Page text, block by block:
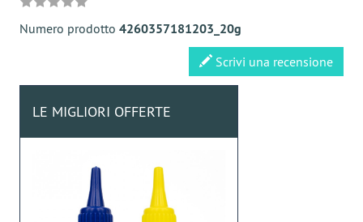
Numero prodotto 4260357181203_20g
Scrivi una recensione
LE MIGLIORI OFFERTE